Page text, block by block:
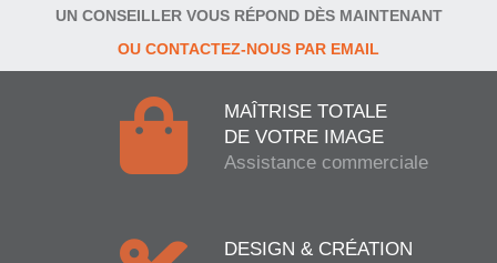
UN CONSEILLER VOUS RÉPOND DÈS MAINTENANT
OU CONTACTEZ-NOUS PAR EMAIL
MAÎTRISE TOTALE
DE VOTRE IMAGE
Assistance commerciale
DESIGN & CRÉATION